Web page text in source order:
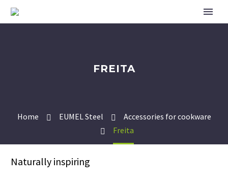
FREITA
Home EUMEL Steel
Accessories for cookware
Freita
Naturally inspiring